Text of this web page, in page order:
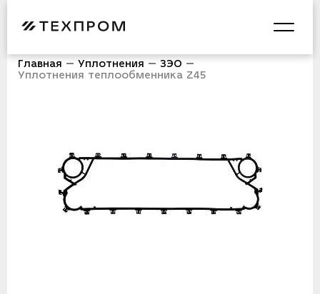
Главная Уплотнения
ЗЭО
Уплотнения теплообменника Z45